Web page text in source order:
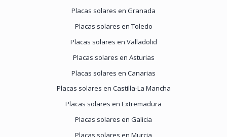
Placas solares en Granada
Placas solares en Toledo
Placas solares en Valladolid
Placas solares en Asturias
Placas solares en Canarias
Placas solares en Castilla-La Mancha
Placas solares en Extremadura
Placas solares en Galicia
Placas solares en Murcia